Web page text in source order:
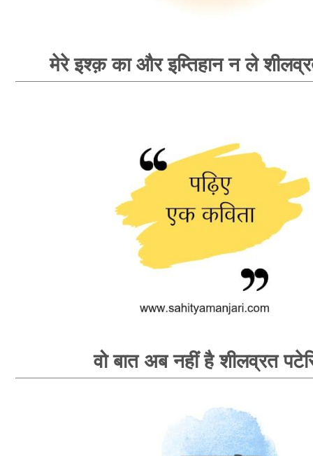
मेरे इश्क़ का और इम्तिहान न ले
वो बात अब नहीं है शीलव्रत